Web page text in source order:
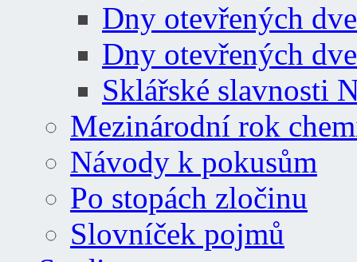
Dny otevřených
Dny otevřených
Sklářské slavnosti
Mezinárodní rok
Návody k pokusům
Po stopách zločinu
Slovníček pojmů